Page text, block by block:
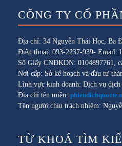
CÔNG TY CỔ
Địa chỉ: 34 Nguyễn Thái Học, Ba
Điện thoại: 093-2237-939- Email:
Số Giấy CNĐKDN: 0104897761,
Nơi cấp: Sở kế hoạch và đầu tư
Lĩnh vực kinh doanh: Dịch vụ dịch
Địa chỉ tên miền:
Tên người chịu trách nhiệm:
TỪ KHOÁ TÌM